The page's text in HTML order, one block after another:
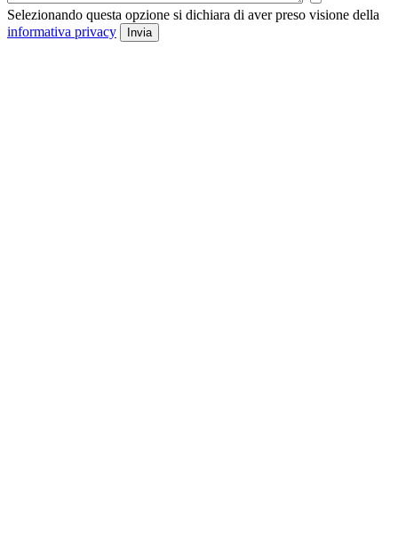
Selezionando questa opzione si dichiara di aver preso visione della
informativa privacy